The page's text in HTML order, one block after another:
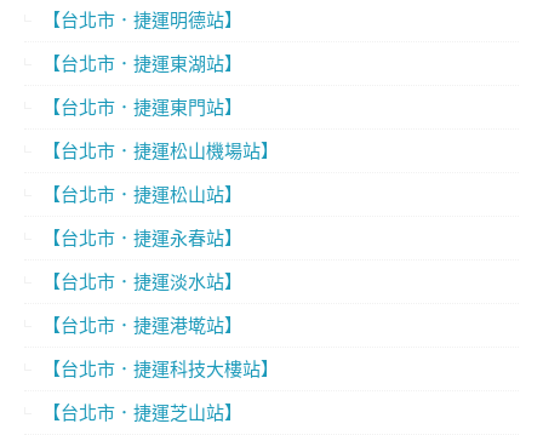
【台北市．捷運明德站】
【台北市．捷運東湖站】
【台北市．捷運東門站】
【台北市．捷運松山機場站】
【台北市．捷運松山站】
【台北市．捷運永春站】
【台北市．捷運淡水站】
【台北市．捷運港墘站】
【台北市．捷運科技大樓站】
【台北市．捷運芝山站】